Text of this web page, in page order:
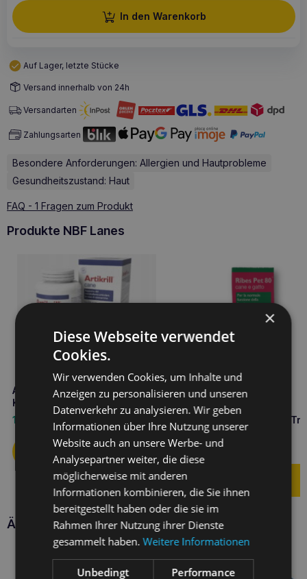
In den Warenkorb
Auf Lager, letzte Stücke
Versand innerhalb von 24h
Versandarten
Zahlungsarten
Besondere Anforderungen: Allergien und Hautprobleme
Gesundheitszustand: Haut
FAQ - 1 Fragen zum Produkt
Produkte NBF Lanes
ARTIKRILL Schilfrohr 120
Kapseln
107,10
NBF Lanes Ribes Pet 80
25ml
42,40€
Ähnliche Produkte
×
Diese Webseite verwendet
Cookies.
Wir verwenden Cookies, um Inhalte und
Anzeigen zu personalisieren und unseren
Datenverkehr zu analysieren. Wir geben
Informationen über Ihre Nutzung unserer
Website auch an unsere Werbe- und
Analysepartner weiter, die diese
möglicherweise mit anderen
Informationen kombinieren, die Sie ihnen
bereitgestellt haben oder die sie im
Rahmen Ihrer Nutzung ihrer Dienste
gesammelt haben.Weitere Informationen
Unbedingt
Performance